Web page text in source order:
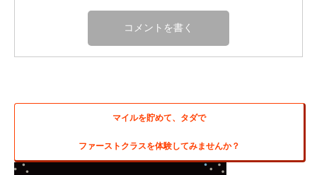
マイルを貯めて、タダで
ファーストクラスを体験してみませんか？